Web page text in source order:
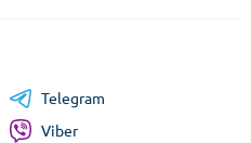
Telegram
Viber